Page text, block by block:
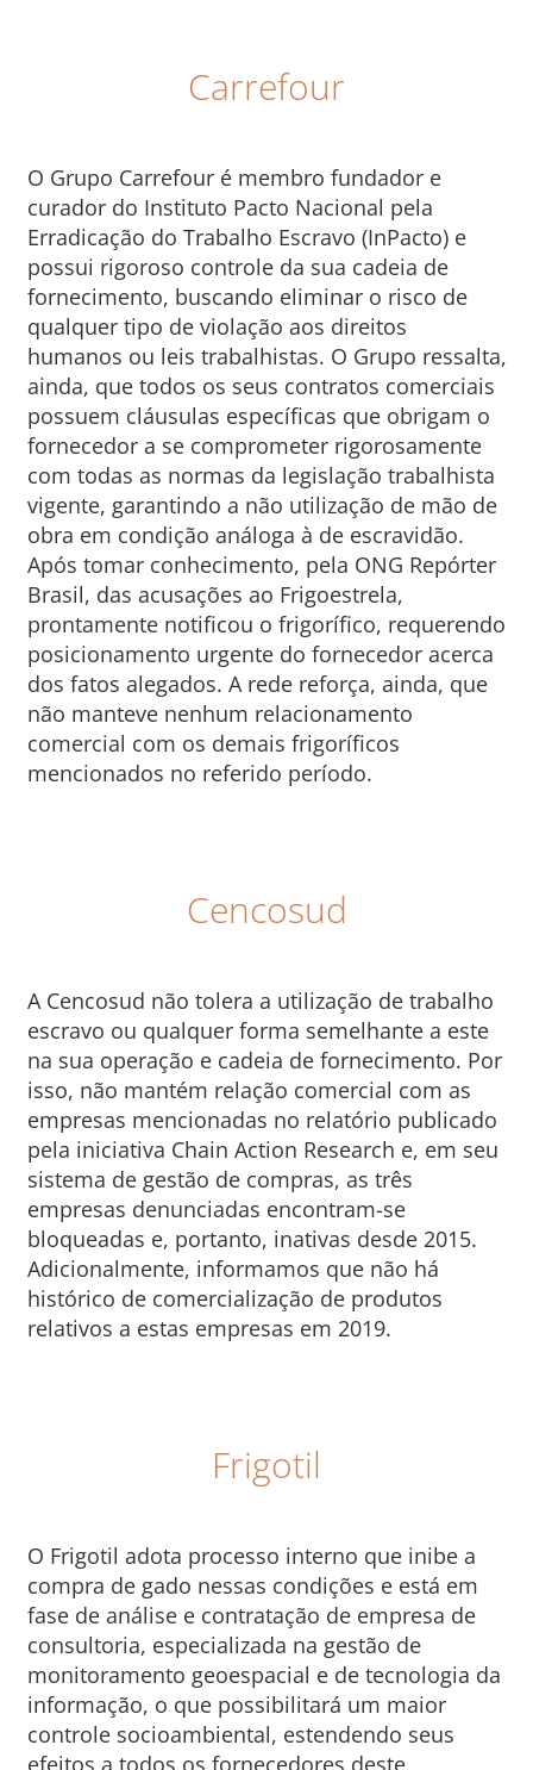
Carrefour
O Grupo Carrefour é membro fundador e
curador do Instituto Pacto Nacional pela
Erradicação do Trabalho Escravo (InPacto) e
possui rigoroso controle da sua cadeia de
fornecimento, buscando eliminar o risco de
qualquer tipo de violação aos direitos
humanos ou leis trabalhistas. O Grupo ressalta,
ainda, que todos os seus contratos comerciais
possuem cláusulas específicas que obrigam o
fornecedor a se comprometer rigorosamente
com todas as normas da legislação trabalhista
vigente, garantindo a não utilização de mão de
obra em condição análoga à de escravidão.
Após tomar conhecimento, pela ONG Repórter
Brasil, das acusações ao Frigoestrela,
prontamente notificou o frigorífico, requerendo
posicionamento urgente do fornecedor acerca
dos fatos alegados. A rede reforça, ainda, que
não manteve nenhum relacionamento
comercial com os demais frigoríficos
mencionados no referido período.
Cencosud
A Cencosud não tolera a utilização de trabalho
escravo ou qualquer forma semelhante a este
na sua operação e cadeia de fornecimento. Por
isso, não mantém relação comercial com as
empresas mencionadas no relatório publicado
pela iniciativa Chain Action Research e, em seu
sistema de gestão de compras, as três
empresas denunciadas encontram-se
bloqueadas e, portanto, inativas desde 2015.
Adicionalmente, informamos que não há
histórico de comercialização de produtos
relativos a estas empresas em 2019.
Frigotil
O Frigotil adota processo interno que inibe a
compra de gado nessas condições e está em
fase de análise e contratação de empresa de
consultoria, especializada na gestão de
monitoramento geoespacial e de tecnologia da
informação, o que possibilitará um maior
controle socioambiental, estendendo seus
efeitos a todos os fornecedores deste